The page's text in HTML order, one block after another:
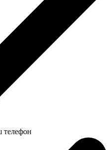
телефон